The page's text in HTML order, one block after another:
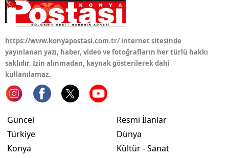
Osmaniye
Düzce
https://www.konyapostasi.com.tr/ internet sitesinde
yayınlanan yazı, haber, video ve fotoğrafların her türlü hakkı
saklıdır. İzin alınmadan, kaynak gösterilerek dahi
kullanılamaz.
Güncel
Türkiye
Konya
Resmi İlanlar
Dünya
Kültür - Sanat